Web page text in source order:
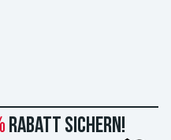
Rabatt sichern!